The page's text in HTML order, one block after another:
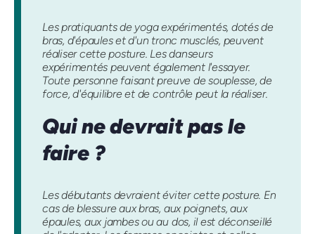
Les pratiquants de yoga expérimentés, dotés de
bras, d'épaules et d'un tronc musclés, peuvent
réaliser cette posture. Les danseurs
expérimentés peuvent également l'essayer.
Toute personne faisant preuve de souplesse, de
force, d'équilibre et de contrôle peut la réaliser.
Qui ne devrait pas le
faire ?
Les débutants devraient éviter cette posture. En
cas de blessure aux bras, aux poignets, aux
épaules, aux jambes ou au dos, il est déconseillé